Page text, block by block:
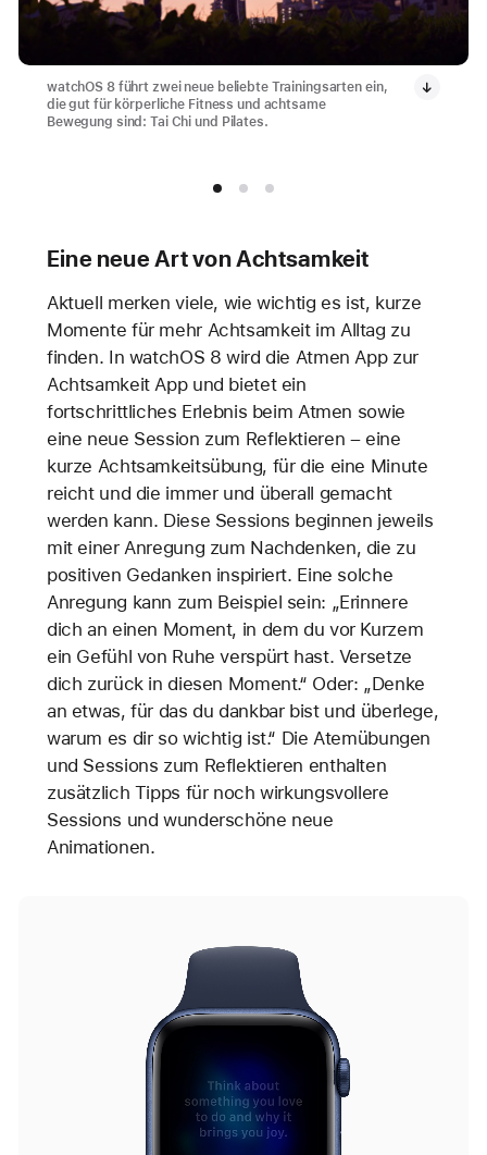
watchOS 8 führt zwei neue beliebte Trainingsarten ein,
die gut für körperliche Fitness und achtsame
Bewegung sind: Tai Chi und Pilates.
Eine neue Art von Achtsamkeit
Aktuell merken viele, wie wichtig es ist, kurze
Momente für mehr Achtsamkeit im Alltag zu
finden. In watchOS 8 wird die Atmen App zur
Achtsamkeit App und bietet ein
fortschrittliches Erlebnis beim Atmen sowie
eine neue Session zum Reflektieren – eine
kurze Achtsamkeitsübung, für die eine Minute
reicht und die immer und überall gemacht
werden kann. Diese Sessions beginnen jeweils
mit einer Anregung zum Nachdenken, die zu
positiven Gedanken inspiriert. Eine solche
Anregung kann zum Beispiel sein: „Erinnere
dich an einen Moment, in dem du vor Kurzem
ein Gefühl von Ruhe verspürt hast. Versetze
dich zurück in diesen Moment.“ Oder: „Denke
an etwas, für das du dankbar bist und überlege,
warum es dir so wichtig ist.“ Die Atemübungen
und Sessions zum Reflektieren enthalten
zusätzlich Tipps für noch wirkungsvollere
Sessions und wunderschöne neue
Animationen.